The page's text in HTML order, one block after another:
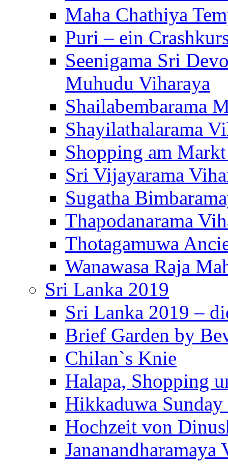
Maha Chathiya
Puri – ein
Seenigama Sri
Muhudu Viharaya
Shailabembarama
Shayilathalarama
Shopping am
Sri Vijayarama
Sugatha
Thapodanarama
Thotagamuwa
Wanawasa Raja
Sri Lanka 2019
Sri Lanka 2019 –
Brief Garden by
Chilan`s Knie
Halapa, Shopping
Hikkaduwa
Hochzeit von
Jananandharamaya